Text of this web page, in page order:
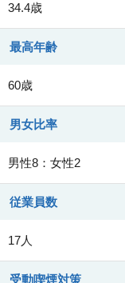
34.4歳
最高年齢
60歳
男女比率
男性8：女性2
従業員数
17人
受動喫煙対策